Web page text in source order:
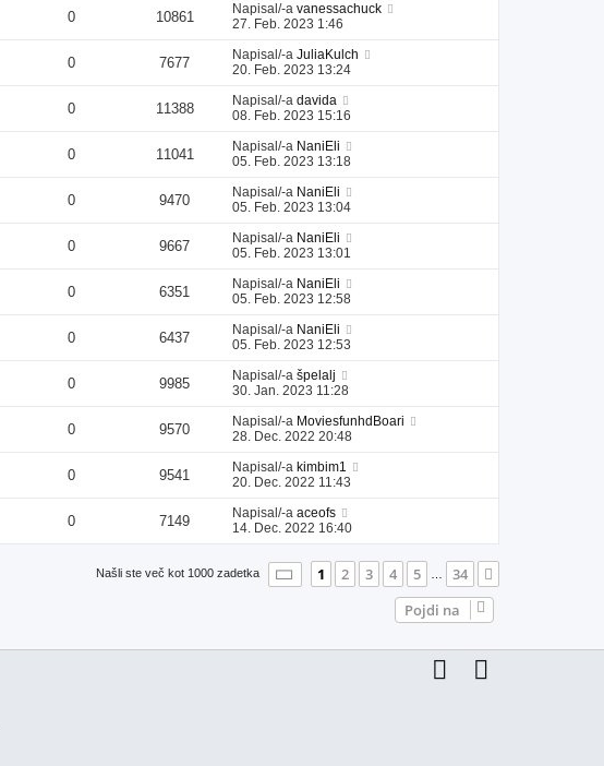
0 10861 Napisal/-a vanessachuck
27. Feb. 2023 1:46
0 7677 Napisal/-a JuliaKulch
20. Feb. 2023 13:24
0 11388 Napisal/-a davida
08. Feb. 2023 15:16
0 11041 Napisal/-a NaniEli
05. Feb. 2023 13:18
0 9470 Napisal/-a NaniEli
05. Feb. 2023 13:04
0 9667 Napisal/-a NaniEli
05. Feb. 2023 13:01
0 6351 Napisal/-a NaniEli
05. Feb. 2023 12:58
0 6437 Napisal/-a NaniEli
05. Feb. 2023 12:53
0 9985 Napisal/-a špelalj
30. Jan. 2023 11:28
0 9570 Napisal/-a MoviesfunhdBoari
28. Dec. 2022 20:48
0 9541 Napisal/-a kimbim1
20. Dec. 2022 11:43
0 7149 Napisal/-a aceofs
14. Dec. 2022 16:40
Našli ste več kot 1000 zadetka Stran 1od34
1 2 3 4 5 34
Pojdi na